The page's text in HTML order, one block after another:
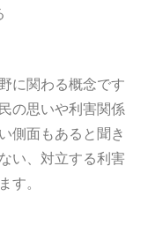
に関わる概念です
の思いや利害関係
側面もあると聞き
い、対立する利害
。